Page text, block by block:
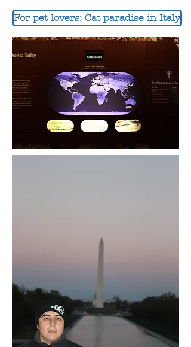
For pet lovers: Cat paradise in Italy